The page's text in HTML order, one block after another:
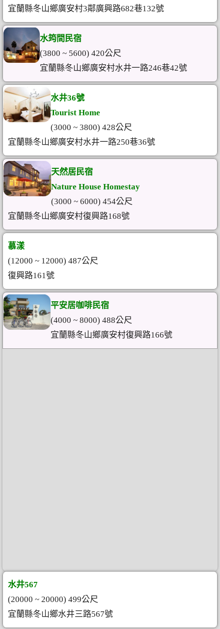
宜蘭縣冬山鄉廣安村3鄰廣興路682巷132號
水筠間民宿
(3800 ~ 5600) 420公尺
宜蘭縣冬山鄉廣安村水井一路246巷42號
水井36號
Tourist Home
(3000 ~ 3800) 428公尺
宜蘭縣冬山鄉廣安村水井一路250巷36號
天然居民宿
Nature House Homestay
(3000 ~ 6000) 454公尺
宜蘭縣冬山鄉廣安村復興路168號
慕漾
(12000 ~ 12000) 487公尺
復興路161號
平安居咖啡民宿
(4000 ~ 8000) 488公尺
宜蘭縣冬山鄉廣安村復興路166號
水井567
(20000 ~ 20000) 499公尺
宜蘭縣冬山鄉水井三路567號